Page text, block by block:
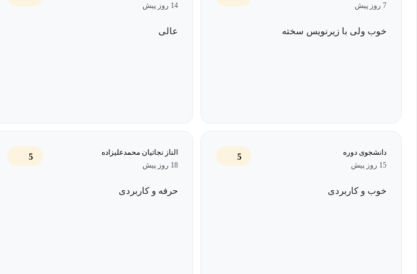
دوره‌هایی که ساعت‌ها به طول می‌انجامند و واقعاً رفتار را تحت تأثیر قرار نمی‌دهند را فراموش کنید. این دوره
ابزارهایی را به شما می‌دهد تا مهارت‌های ارائه و ارتباطی خود را فوراً بهبود بخشید!
7 روز پیش
خوب ولی با زیرنویس سخته
14 روز پیش
عالی
دانشجوی دوره
15 روز پیش
5
خوب و کاربردی
الناز نجاتیان محمدعلیزاده
18 روز پیش
5
حرفه و کاربردی